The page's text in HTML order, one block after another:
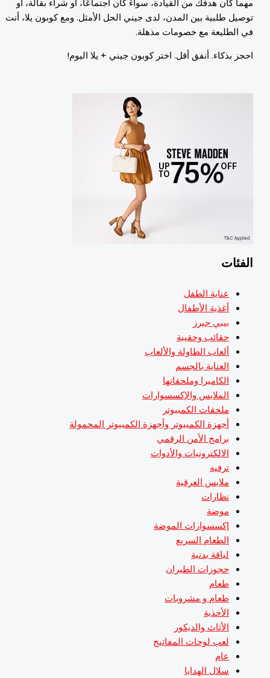
كان هدفك من القيادة، سواءً كان اجتماعًا، أو شراء بقالة، أو
طلبية بين المدن، لدى جيني الحل الأمثل. ومع كوبون يلا، أنت
الطليعة مع خصومات مذهلة.
بذكاء. أنفق أقل. اختر كوبون جيني + يلا اليوم!
عناية الطفل
أغذية الأطفال
بيبي جيرز
حقائب وحقيبة
ألعاب الطاولة والألعاب
العناية بالجسم
الكاميرا وملحقاتها
الملابس والإكسسوارات
ملحقات الكمبيوتر
أجهزة الكمبيوتر وأجهزة الكمبيوتر المحمولة
برامج الأمن الرقمي
الالكترونيات والأدوات
ترفيه
ملابس العرقية
نظارات
موضة
إكسسوارات الموضة
الطعام السريع
لياقة بدنية
حجوزات الطيران
طعام
طعام و مشروبات
الأحذية
الأثاث والديكور
لعب لوحات المفاتيح
عام
سلال الهدايا